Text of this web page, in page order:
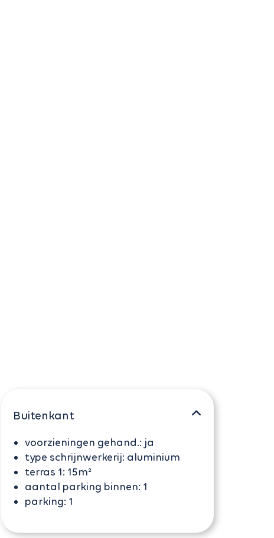
Buitenkant
voorzieningen gehand.: ja
type schrijnwerkerij: aluminium
terras 1: 15m²
aantal parking binnen: 1
parking: 1